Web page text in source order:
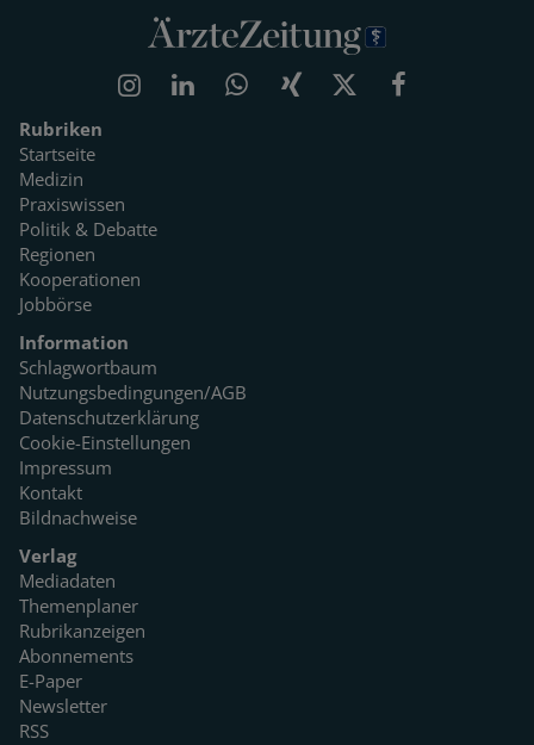
Rubriken
Startseite
Medizin
Praxiswissen
Politik & Debatte
Regionen
Kooperationen
Jobbörse
Information
Schlagwortbaum
Nutzungsbedingungen/AGB
Datenschutzerklärung
Cookie-Einstellungen
Impressum
Kontakt
Bildnachweise
Verlag
Mediadaten
Themenplaner
Rubrikanzeigen
Abonnements
E-Paper
Newsletter
RSS